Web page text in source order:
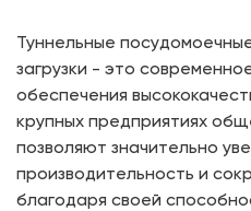
Туннельные
загрузки - это
обеспечения
крупных предприятиях
позволяют значительно
производительность и
благодаря своей